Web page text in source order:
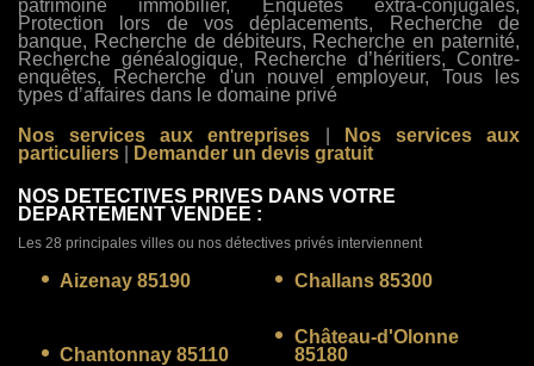
patrimoine immobilier, Enquêtes extra-conjugales,
Protection lors de vos déplacements, Recherche de
banque, Recherche de débiteurs, Recherche en paternité,
Recherche généalogique, Recherche d’héritiers, Contre-
enquêtes, Recherche d'un nouvel employeur, Tous les
types d’affaires dans le domaine privé
Nos services aux entreprises
Nos services aux
particuliers
Demander un devis gratuit
NOS DETECTIVES PRIVES DANS VOTRE
DEPARTEMENT VENDEE :
Les 28 principales villes ou nos détectives privés interviennent
Aizenay 85190 Challans 85300
Chantonnay 85110
Château-d'Olonne
85180